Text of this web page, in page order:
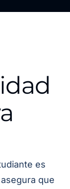
es
que